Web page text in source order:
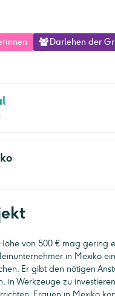
von 500 € mag gering
in Mexiko
Er gibt den nötigen
in Werkzeuge zu
Darlehen der